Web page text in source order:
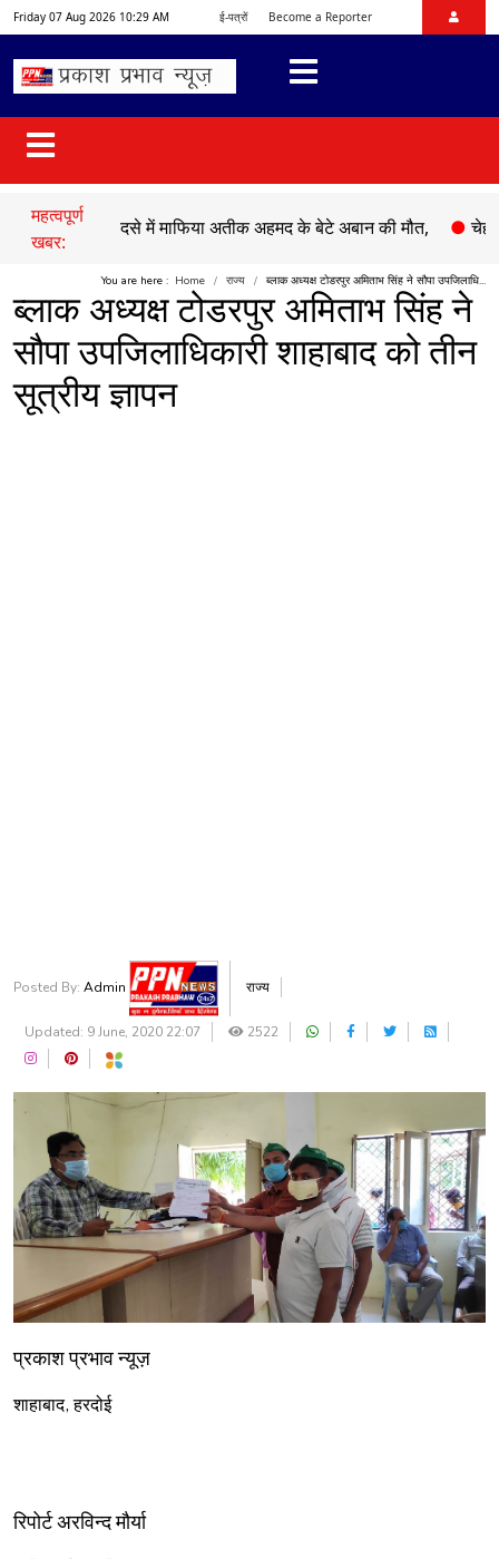
Friday 07 Aug 2026 10:29 AM ई-पत्रों Become a Reporter
महत्वपूर्ण
खबर:
सड़क हादसे में माफिया अतीक अहमद के बेटे अबान की मौत, ● चेहल्लुम
You are here : Home राज्य ब्लाक अध्यक्ष टोडरपुर अमिताभ सिंह ने सौपा उपजिलाधि...
ब्लाक अध्यक्ष टोडरपुर अमिताभ सिंह ने
सौपा उपजिलाधिकारी शाहाबाद को तीन
सूत्रीय ज्ञापन
Posted By: Admin राज्य
Updated: 9 June, 2020 22:07 2522
प्रकाश प्रभाव न्यूज़
शाहाबाद, हरदोई
रिपोर्ट अरविन्द मौर्या